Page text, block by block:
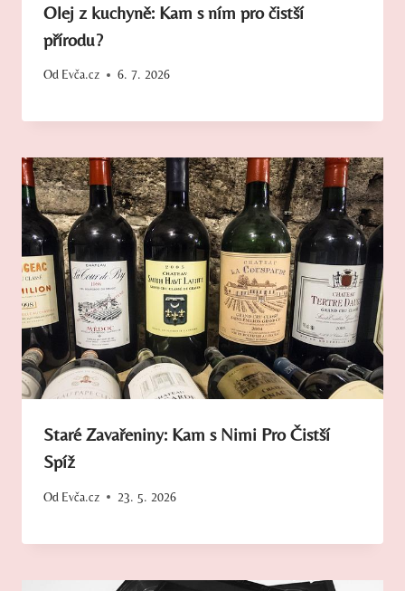
Olej z kuchyně: Kam s ním pro čistší
přírodu?
Od Evča.cz 6. 7. 2026
Staré Zavařeniny: Kam s Nimi Pro Čistší
Spíž
Od Evča.cz 23. 5. 2026